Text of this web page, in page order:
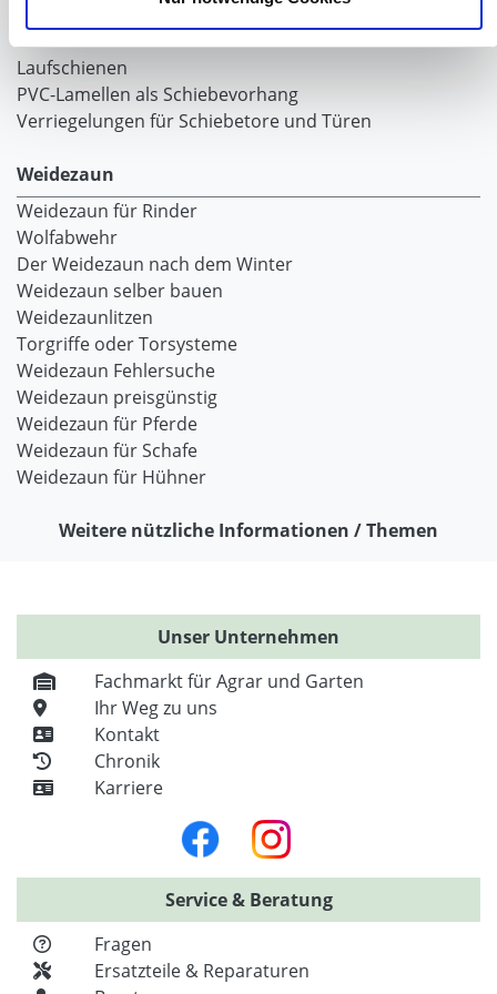
Produkte für die Landwirtschaft
Laufschienen
PVC-Lamellen als Schiebevorhang
Verriegelungen für Schiebetore und Türen
Weidezaun
Weidezaun für Rinder
Wolfabwehr
Der Weidezaun nach dem Winter
Weidezaun selber bauen
Weidezaunlitzen
Torgriffe oder Torsysteme
Weidezaun Fehlersuche
Weidezaun preisgünstig
Weidezaun für Pferde
Weidezaun für Schafe
Weidezaun für Hühner
Weitere nützliche Informationen / Themen
Unser Unternehmen
Fachmarkt für Agrar und Garten
Ihr Weg zu uns
Kontakt
Chronik
Karriere
Service & Beratung
Fragen
Ersatzteile & Reparaturen